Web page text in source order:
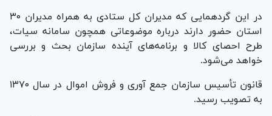
در این گردهمایی که مدیران کل ستادی به همراه مدیران ۳۰
استان حضور دارند درباره موضوعاتی همچون سامانه سیات،
طرح احصای کالا و برنامه‌های آینده سازمان بحث و بررسی
خواهد می‌شود.
قانون تأسیس سازمان جمع آوری و فروش اموال در سال ۱۳۷۰
به تصویب رسید.